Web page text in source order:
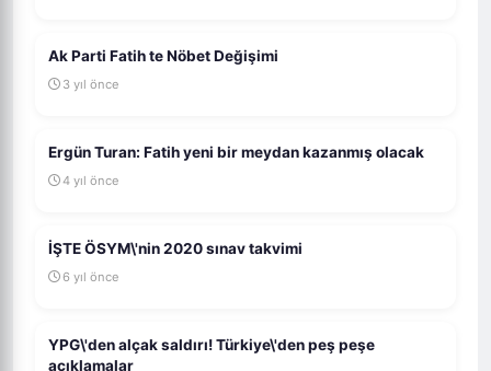
Ak Parti Fatih te Nöbet Değişimi
3 yıl önce
Ergün Turan: Fatih yeni bir meydan kazanmış olacak
4 yıl önce
İŞTE ÖSYM\'nin 2020 sınav takvimi
6 yıl önce
YPG\'den alçak saldırı! Türkiye\'den peş peşe
açıklamalar